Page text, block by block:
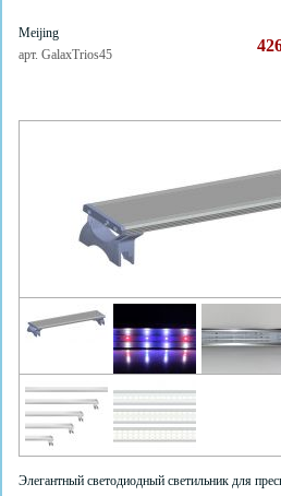
Meijing
арт. GalaxTrios45
Элегантный светодиодный светильник для